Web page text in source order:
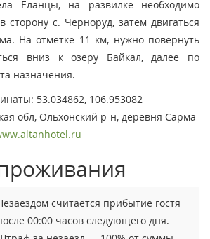
Еланцы, на развилке необходимо
сторону с. Черноруд, затем двигаться
На отметке 11 км, нужно повернуть
вниз к озеру Байкал, далее по
назначения.
53.034862, 106.953082
обл, Ольхонский р-н, деревня Сарма
считается прибытие гостя
00:00 часов следующего дня.